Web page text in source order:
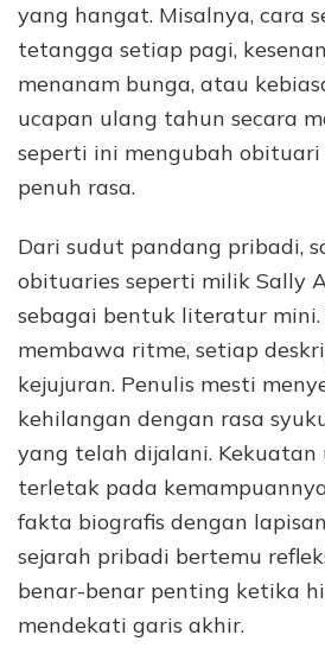
yang hangat. Misalnya, cara
tetangga setiap pagi,
menanam bunga, atau
ucapan ulang tahun secara
seperti ini mengubah obituari
penuh rasa.
Dari sudut pandang pribadi,
obituaries seperti milik Sally
sebagai bentuk literatur
membawa ritme, setiap
kejujuran. Penulis mesti
kehilangan dengan rasa
yang telah dijalani.
terletak pada
fakta biografis dengan
sejarah pribadi bertemu
benar-benar penting ketika
mendekati garis akhir.